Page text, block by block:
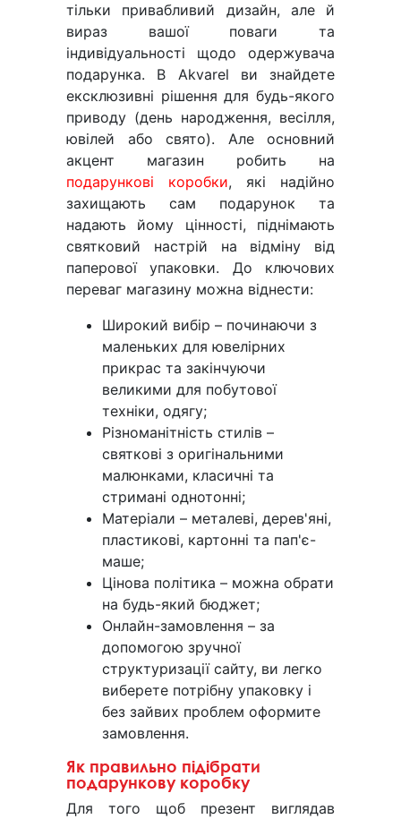
тільки привабливий дизайн, але й
вираз вашої поваги та
індивідуальності щодо одержувача
подарунка. В Akvarel ви знайдете
ексклюзивні рішення для будь-якого
приводу (день народження, весілля,
ювілей або свято). Але основний
акцент магазин робить на
подарункові коробки, які надійно
захищають сам подарунок та
надають йому цінності, піднімають
святковий настрій на відміну від
паперової упаковки. До ключових
переваг магазину можна віднести:
Широкий вибір – починаючи з
маленьких для ювелірних
прикрас та закінчуючи
великими для побутової
техніки, одягу;
Різноманітність стилів –
святкові з оригінальними
малюнками, класичні та
стримані однотонні;
Матеріали – металеві, дерев'яні,
пластикові, картонні та пап'є-
маше;
Цінова політика – можна обрати
на будь-який бюджет;
Онлайн-замовлення – за
допомогою зручної
структуризації сайту, ви легко
виберете потрібну упаковку і
без зайвих проблем оформите
замовлення.
Як правильно підібрати
подарункову коробку
Для того щоб презент виглядав